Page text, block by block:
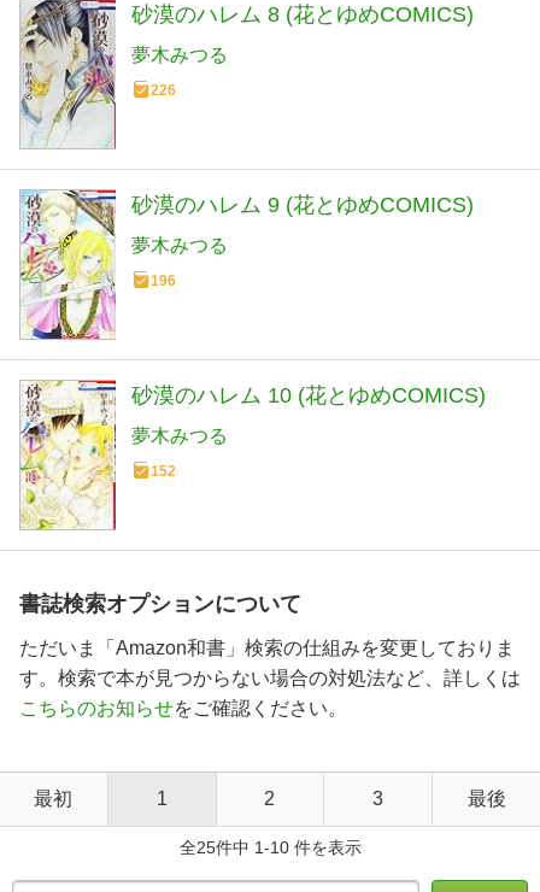
砂漠のハレム 8 (花とゆめCOMICS)
夢木みつる
226
砂漠のハレム 9 (花とゆめCOMICS)
夢木みつる
196
砂漠のハレム 10 (花とゆめCOMICS)
夢木みつる
152
書誌検索オプションについて
ただいま「Amazon和書」検索の仕組みを変更しておりま
す。検索で本が見つからない場合の対処法など、詳しくは
こちらのお知らせをご確認ください。
最初 1 2 3 最後
全25件中 1-10 件を表示